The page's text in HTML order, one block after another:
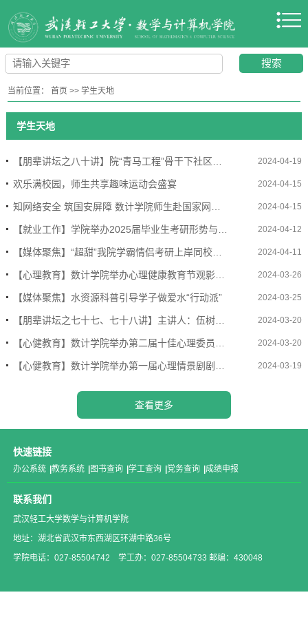
当前位置：首页 >>学生天地
学生天地
2024-04-19
欢乐满校园，师生共享趣味运动会盛宴 2024-04-15
2024-04-15
2024-04-12
【媒体聚焦】“超甜”我院学霸情侣考研上岸同校同专业 2024-04-11
【心理教育】数计学院举办心理健康教育节观影活动 2024-03-26
【媒体聚焦】水资源科普引导学子做爱水“行动派” 2024-03-25
【朋辈讲坛之七十七、七十八讲】主讲人：伍树明、李家国、陈锦涵；梅婉心、周德佳、方伟豪 2024-03-20
2024-03-20
2024-03-19
查看更多
快速链接
办公系统 教务系统 图书查询 学工查询 党务查询 成绩申报
联系我们
武汉轻工大学数学与计算机学院
地址：湖北省武汉市东西湖区环湖中路36号
学院电话：027-85504742 学工办：027-85504733 邮编：430048